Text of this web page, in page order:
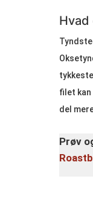
filet kan
del
Prøv